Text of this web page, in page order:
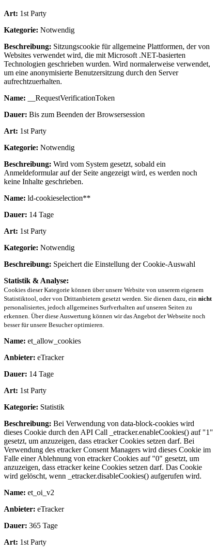
Art: 1st Party
Kategorie: Notwendig
Beschreibung: Sitzungscookie für allgemeine Plattformen, der von
Websites verwendet wird, die mit Microsoft .NET-basierten
Technologien geschrieben wurden. Wird normalerweise verwendet,
um eine anonymisierte Benutzersitzung durch den Server
aufrechtzuerhalten.
Name: __RequestVerificationToken
Dauer: Bis zum Beenden der Browsersession
Art: 1st Party
Kategorie: Notwendig
Beschreibung: Wird vom System gesetzt, sobald ein
Anmeldeformular auf der Seite angezeigt wird, es werden noch
keine Inhalte geschrieben.
Name: ld-cookieselection**
Dauer: 14 Tage
Art: 1st Party
Kategorie: Notwendig
Beschreibung: Speichert die Einstellung der Cookie-Auswahl
Statistik & Analyse:
Cookies dieser Kategorie können über unsere Website von unserem eigenem
Statistiktool, oder von Drittanbietern gesetzt werden. Sie dienen dazu, ein nicht
personalisiertes, jedoch allgemeines Surfverhalten auf unseren Seiten zu
erkennen. Über diese Auswertung können wir das Angebot der Webseite noch
besser für unsere Besucher optimieren.
Name: et_allow_cookies
Anbieter: eTracker
Dauer: 14 Tage
Art: 1st Party
Kategorie: Statistik
Beschreibung: Bei Verwendung von data-block-cookies wird
dieses Cookie durch den API Call _etracker.enableCookies() auf "1"
gesetzt, um anzuzeigen, dass etracker Cookies setzen darf. Bei
Verwendung des etracker Consent Managers wird dieses Cookie im
Falle einer Ablehnung von etracker Cookies auf "0" gesetzt, um
anzuzeigen, dass etracker keine Cookies setzen darf. Das Cookie
wird gelöscht, wenn _etracker.disableCookies() aufgerufen wird.
Name: et_oi_v2
Anbieter: eTracker
Dauer: 365 Tage
Art: 1st Party